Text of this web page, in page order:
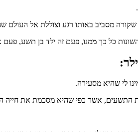
מסביב באותו רגע וצוללת אל העולם
כל כך ממנו, פעם זה ילד בן תשע,
לי שהיא מסעירה.
אשר כפי שהיא מסכמת את חייה